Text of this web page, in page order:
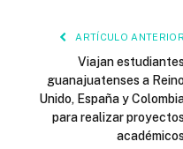
ARTÍCULO ANTERIOR
Viajan estudiantes
guanajuatenses a Reino
Unido, España y
para realizar proyectos
académicos